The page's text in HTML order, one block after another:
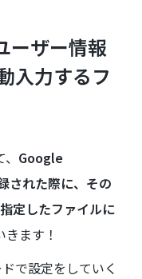
ーザー情報
入力するフ
Google
された際に、その
定したファイルに
ます！
で設定をしていく